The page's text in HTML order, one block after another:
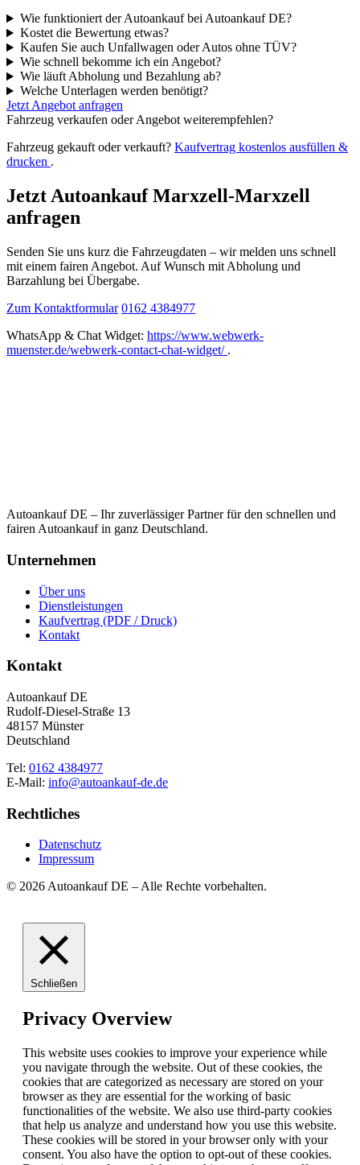
Wie funktioniert der Autoankauf bei Autoankauf DE?
Kostet die Bewertung etwas?
Kaufen Sie auch Unfallwagen oder Autos ohne TÜV?
Wie schnell bekomme ich ein Angebot?
Wie läuft Abholung und Bezahlung ab?
Welche Unterlagen werden benötigt?
Jetzt Angebot anfragen
Fahrzeug verkaufen oder Angebot weiterempfehlen?
Fahrzeug gekauft oder verkauft? Kaufvertrag kostenlos ausfüllen &
drucken .
Jetzt Autoankauf Marxzell-Marxzell
anfragen
Senden Sie uns kurz die Fahrzeugdaten – wir melden uns schnell
mit einem fairen Angebot. Auf Wunsch mit Abholung und
Barzahlung bei Übergabe.
Zum Kontaktformular 0162 4384977
WhatsApp & Chat Widget: https://www.webwerk-
muenster.de/webwerk-contact-chat-widget/ .
Autoankauf DE – Ihr zuverlässiger Partner für den schnellen und
fairen Autoankauf in ganz Deutschland.
Unternehmen
Über uns
Dienstleistungen
Kaufvertrag (PDF / Druck)
Kontakt
Kontakt
Autoankauf DE
Rudolf-Diesel-Straße 13
48157 Münster
Deutschland
Tel: 0162 4384977
E-Mail: info@autoankauf-de.de
Rechtliches
Datenschutz
Impressum
© 2026 Autoankauf DE – Alle Rechte vorbehalten.
Schließen
Privacy Overview
This website uses cookies to improve your experience while
you navigate through the website. Out of these cookies, the
cookies that are categorized as necessary are stored on your
browser as they are essential for the working of basic
functionalities of the website. We also use third-party cookies
that help us analyze and understand how you use this website.
These cookies will be stored in your browser only with your
consent. You also have the option to opt-out of these cookies.